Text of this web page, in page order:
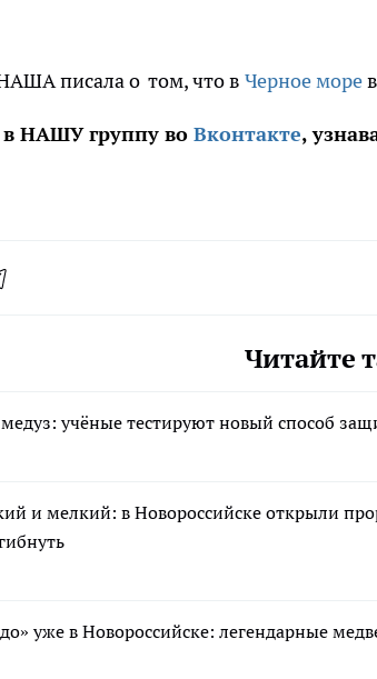
писала о том, что в Черное море
в НАШУ группу во Вконтакте,
Читайте
учёные тестируют новый способ
и мелкий: в Новороссийске открыли
уже в Новороссийске: легендарные